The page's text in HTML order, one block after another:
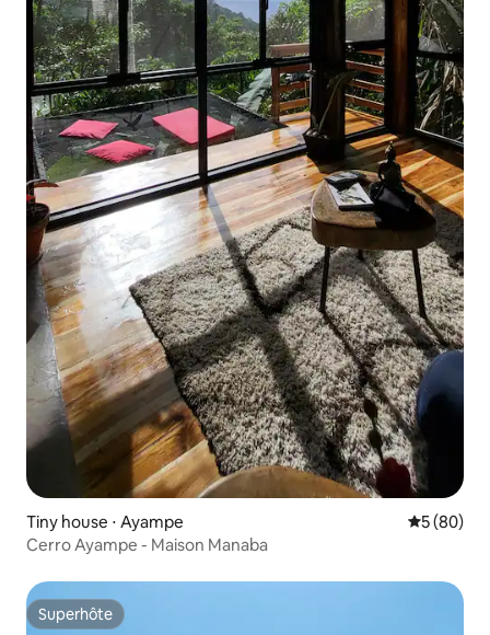
Tiny house ⋅ Ayampe
5 (80)
Cerro Ayampe - Maison Manaba
Superhôte
Superhôte